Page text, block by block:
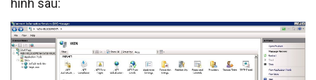
hình sau: